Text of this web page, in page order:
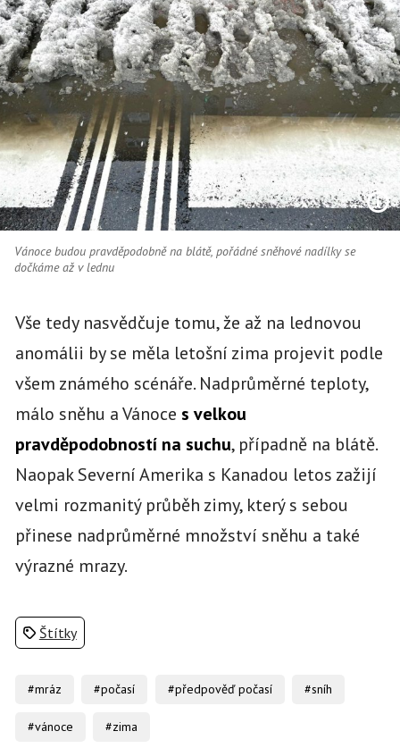
Vánoce budou pravděpodobně na blátě, pořádné sněhové nadílky se
dočkáme až v lednu
Vše tedy nasvědčuje tomu, že až na lednovou
anomálii by se měla letošní zima projevit podle
všem známého scénáře. Nadprůměrné teploty,
málo sněhu a Vánoce s velkou
pravděpodobností na suchu, případně na blátě.
Naopak Severní Amerika s Kanadou letos zažijí
velmi rozmanitý průběh zimy, který s sebou
přinese nadprůměrné množství sněhu a také
výrazné mrazy.
Štítky
#mráz #počasí #předpověď počasí #sníh
#vánoce #zima